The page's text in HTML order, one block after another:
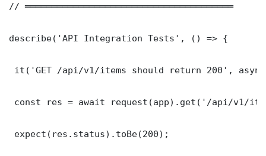
// ═══════════════════════════════════════
describe('API Integration Tests', () => {
it('GET /api/v1/items should return 200',
const res = await request(app).get('/api/v1/
expect(res.status).toBe(200);